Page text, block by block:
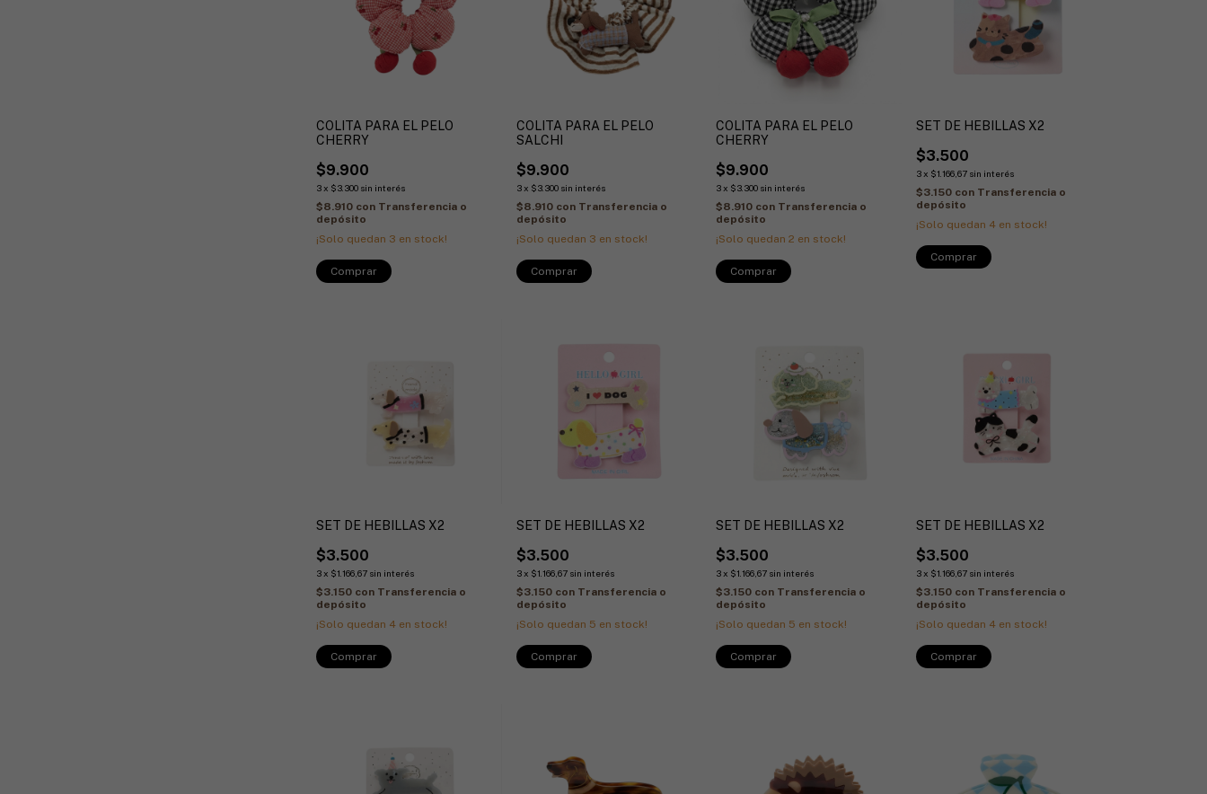
COLITA PARA EL PELO
CHERRY
$9.900
3 x $3.300 sin interés
$8.910 con Transferencia o
depósito
¡Solo quedan 3 en stock!
COLITA PARA EL PELO
SALCHI
$9.900
3 x $3.300 sin interés
$8.910 con Transferencia o
depósito
¡Solo quedan 3 en stock!
COLITA PARA EL PELO
CHERRY
$9.900
3 x $3.300 sin interés
$8.910 con Transferencia o
depósito
¡Solo quedan2 en stock!
SET DE HEBILLAS X2
$3.500
3 x $1.166,67 sin interés
$3.150 con Transferencia o
depósito
¡Solo quedan 4en stock!
SET DE HEBILLAS X2
$3.500
3 x $1.166,67 sin interés
$3.150 con Transferencia o
depósito
¡Solo quedan 4 en stock!
SET DE HEBILLAS X2
$3.500
3 x $1.166,67 sin interés
$3.150 con Transferencia o
depósito
¡Solo quedan 5 en stock!
SET DE HEBILLAS X2
$3.500
3 x $1.166,67 sin interés
$3.150 con Transferencia o
depósito
¡Solo quedan 5 en stock!
SET DE HEBILLAS X2
$3.500
3 x $1.166,67 sin interés
$3.150 con Transferencia o
depósito
¡Solo quedan 4en stock!